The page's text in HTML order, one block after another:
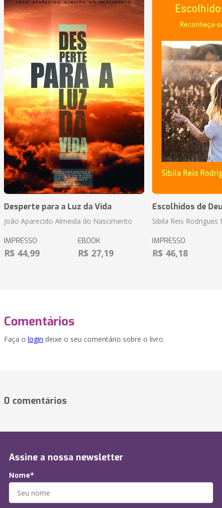
Desperte para a Luz da Vida
João Aparecido Almeida do Nascimento
IMPRESSO
R$ 44,99
EBOOK
R$ 27,19
Escolhidos de
Sibila Reis
IMPRESSO
R$ 46,18
Comentários
Faça o login deixe o seu comentário sobre o livro.
0 comentários
Assine a nossa newsletter
Nome*